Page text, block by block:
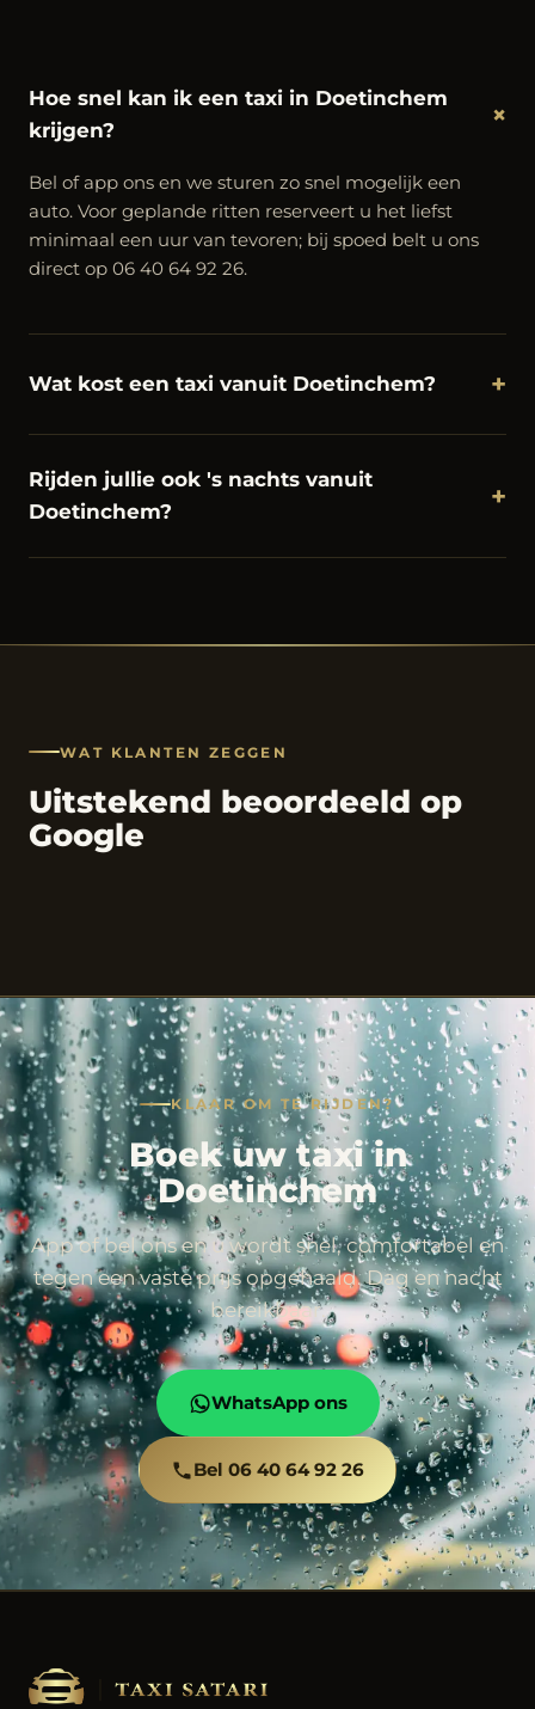
Hoe snel kan ik een taxi in Doetinchem
krijgen?
+
Bel of app ons en we sturen zo snel mogelijk een
auto. Voor geplande ritten reserveert u het liefst
minimaal een uur van tevoren; bij spoed belt u ons
direct op 06 40 64 92 26.
Wat kost een taxi vanuit Doetinchem? +
Rijden jullie ook 's nachts vanuit
Doetinchem?
+
WAT KLANTEN ZEGGEN
Uitstekend beoordeeld op
Google
KLAAR OM TE RIJDEN?
Boek uw taxi in
Doetinchem
App of bel ons en u wordt snel, comfortabel en
tegen een vaste prijs opgehaald. Dag en nacht
bereikbaar.
WhatsApp ons
Bel 06 40 64 92 26